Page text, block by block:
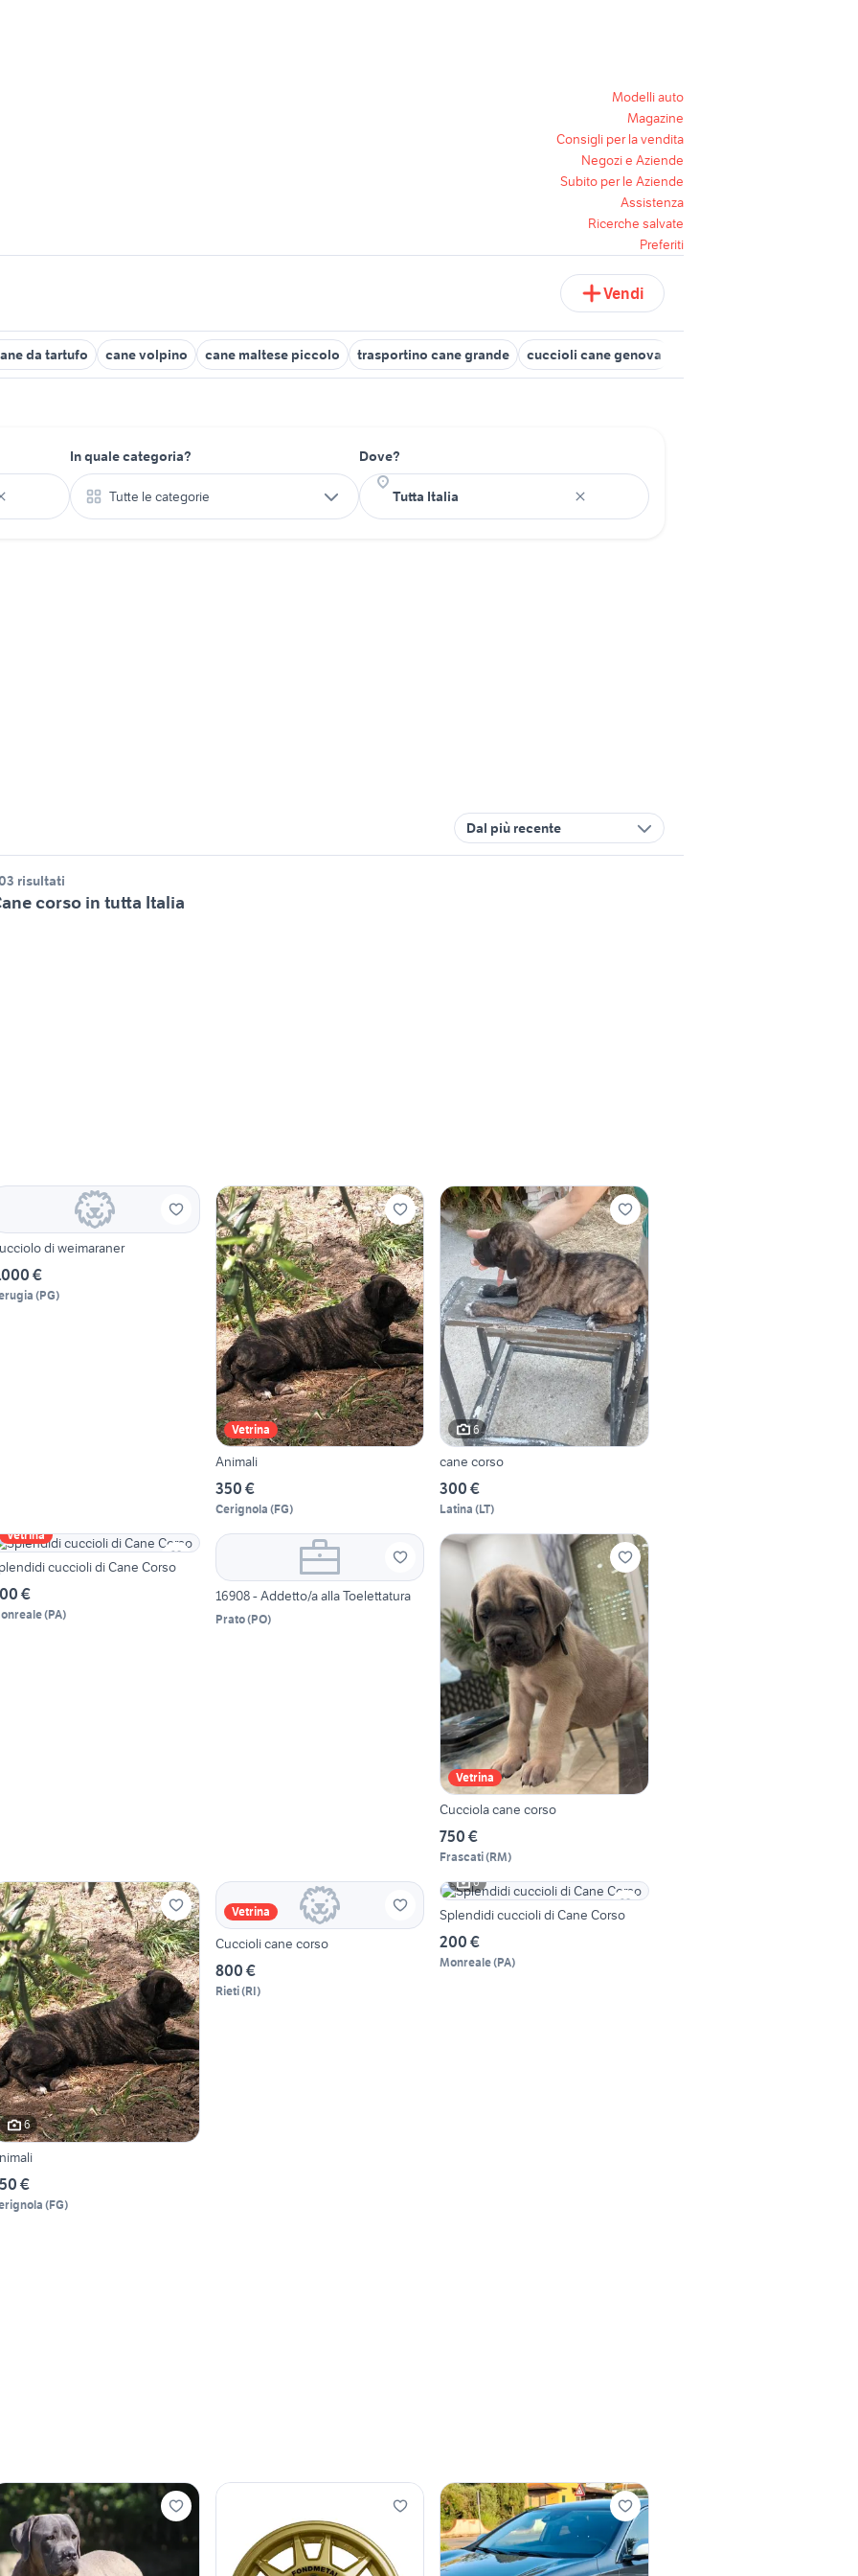
Modelli auto
Magazine
Consigli per la vendita
Negozi e Aziende
Subito per le Aziende
Assistenza
Ricerche salvate
Preferiti
Vendi
da tartufo cane volpino cane maltese piccolo trasportino cane grande cuccioli cane genova
In quale categoria?
Tutte le categorie
Dove?
Dal più recente
risultati
corso in tutta Italia
di weimaraner
€
(PG)
Vetrina
Animali
350 €
Cerignola (FG)
6
cane corso
300 €
Latina (LT)
Vetrina
cuccioli di Cane Corso
€
(PA)
16908 - Addetto/a alla Toelettatura
Prato(PO)
Vetrina
Cucciola cane corso
750 €
Frascati(RM)
6
€
(FG)
Vetrina
Cuccioli cane corso
800 €
Rieti(RI)
6
Splendidi cuccioli di Cane Corso
200 €
Monreale(PA)